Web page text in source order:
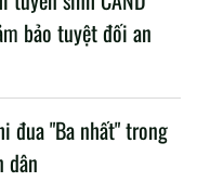
bảo tuyệt đối an
đua "Ba nhất" trong
dân